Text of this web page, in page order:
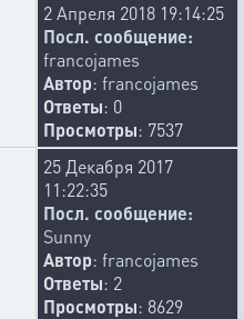
2 Апреля 2018 19:14:25
Посл. сообщение:
francojames
Автор: francojames
Ответы: 0
Просмотры: 7537
25 Декабря 2017
11:22:35
Посл. сообщение:
Sunny
Автор: francojames
Ответы: 2
Просмотры: 8629